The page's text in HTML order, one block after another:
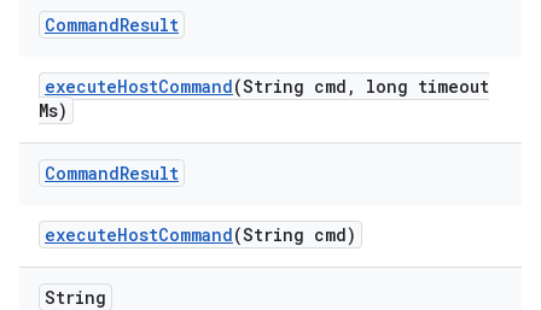
CommandResult
executeHostCommand(String cmd ,
long timeout
Ms)
CommandResult
executeHostCommand(String cmd)
String